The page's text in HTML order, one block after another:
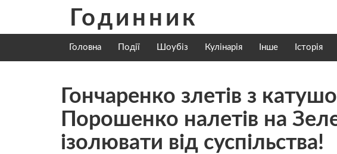
content
Годинник
Головна Події Шоубіз Кулінарія Інше Історія
Гончаренко злетів з
Порошенко налетів на
ізолювати від суспільства!